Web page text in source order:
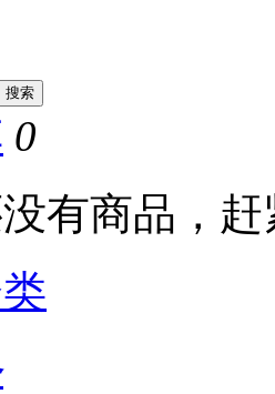
0
有商品，